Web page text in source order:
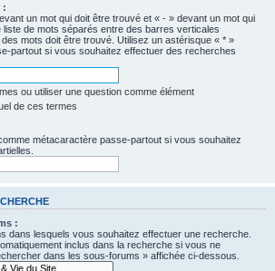
:
un mot qui doit être trouvé et « - » devant un mot qui
de mots séparés entre des barres verticales
mots doit être trouvé. Utilisez un astérisque « * »
partout si vous souhaitez effectuer des recherches
ou utiliser une question comme élément
de ces termes
métacaractère passe-partout si vous souhaitez
:
dans lesquels vous souhaitez effectuer une recherche.
inclus dans la recherche si vous ne
dans les sous-forums » affichée ci-dessous.